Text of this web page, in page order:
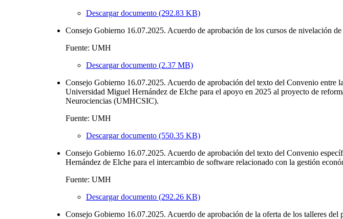
Descargar documento (292.83 KB)
Consejo Gobierno 16.07.2025. Acuerdo de aprobación de los cursos de nivelación
Fuente: UMH
Descargar documento (2.37 MB)
Consejo Gobierno 16.07.2025. Acuerdo de aprobación del texto del Convenio entre
Universidad Miguel Hernández de Elche para el apoyo en 2025 al proyecto de
Neurociencias (UMHCSIC).
Fuente: UMH
Descargar documento (550.35 KB)
Consejo Gobierno 16.07.2025. Acuerdo de aprobación del texto del Convenio
Hernández de Elche para el intercambio de software relacionado con la gestión
Fuente: UMH
Descargar documento (292.26 KB)
Consejo Gobierno 16.07.2025. Acuerdo de aprobación de la oferta de los talleres